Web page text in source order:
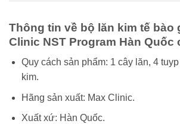
Thông tin về bộ lăn kim tế bào
Clinic NST Program Hàn Quốc
Quy cách sản phẩm: 1 cây lăn, 4
kim.
Hãng sản xuất: Max Clinic.
Xuất xứ: Hàn Quốc.